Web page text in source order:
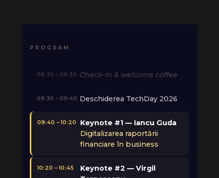
PROGRAM
08:30 – 09:30 Check-in & welcome coffee
09:30 – 09:40 Deschiderea TechDay 2026
09:40 – 10:20
Keynote #1 — Iancu Guda
Digitalizarea raportării
financiare în business
10:20 – 10:45
Keynote #2 — Virgil